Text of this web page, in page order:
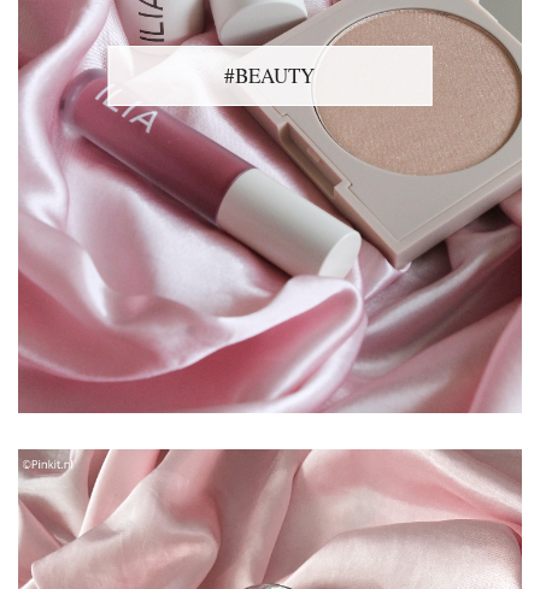
#BEAUTY